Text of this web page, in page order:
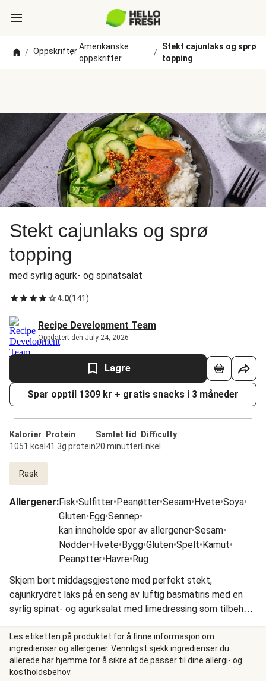
/ Oppskrifter
/
Amerikanske
oppskrifter
/
Stekt cajunlaks og sprø
topping
Stekt cajunlaks og sprø
topping
med syrlig agurk- og spinatsalat
4.0(141 )
Recipe Development Team
Oppdatert den July 24, 2026
Lagre
Spar opptil 1309 kr + gratis snacks i 3 måneder
Kalorier
1051 kcal
Protein
41.3g protein
Samlet tid
20 minutter
Difficulty
Enkel
Rask
Allergener:Fisk•Sulfitter•Peanøtter•Sesam•Hvete•Soya•
Gluten•Egg•Sennep•
kan inneholde spor av allergener•Sesam•
Nødder•Hvete•Bygg•Gluten•Spelt•Kamut•
Peanøtter•Havre•Rug
Skjem bort middagsgjestene med perfekt stekt,
cajunkrydret laks på en seng av luftig basmatiris med en
syrlig spinat- og agurksalat med limedressing som tilbehør.
Dryss over en sprø topping laget av peanøtter, chiliflak,
soyasaus og honning, og server med en klatt
srirachamajones.
Les etiketten på produktet for å finne informasjon om
ingredienser og allergener. Vennligst sjekk ingredienser du
allerede har hjemme for å sikre at de passer til dine allergi- og
kostholdsbehov.